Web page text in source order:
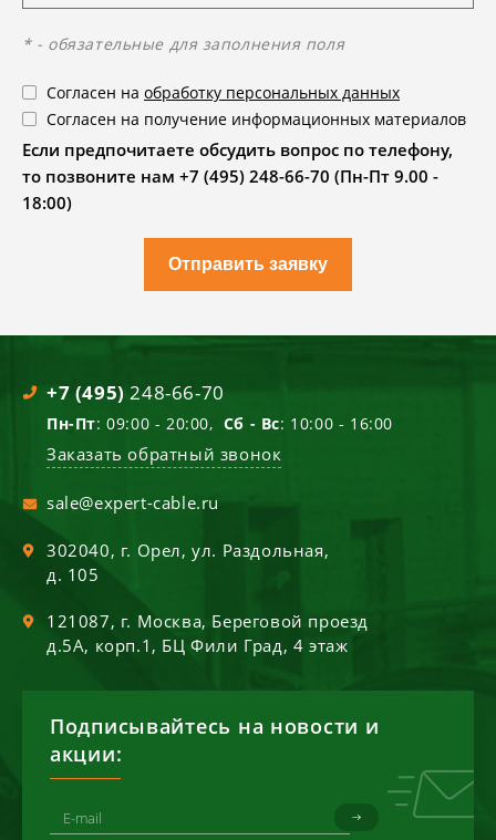
* - обязательные для заполнения поля
Согласен на обработку персональных данных
Согласен на получение информационных материалов
Если предпочитаете обсудить вопрос по телефону,
то позвоните нам +7 (495) 248-66-70 (Пн-Пт 9.00 -
18:00)
Отправить заявку
+7 (495) 248-66-70
Пн-Пт: 09:00 - 20:00, Сб - Вс: 10:00 - 16:00
Заказать обратный звонок
sale@expert-cable.ru
302040, г. Орел,ул. Раздольная,
д. 105
121087, г. Москва, Береговой проезд
д.5А, корп.1, БЦ Фили Град, 4 этаж
Подписывайтесь на новости и
акции: